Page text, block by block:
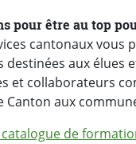
pour être au top
cantonaux vous
aux élues
et collaborateurs
Canton aux
de